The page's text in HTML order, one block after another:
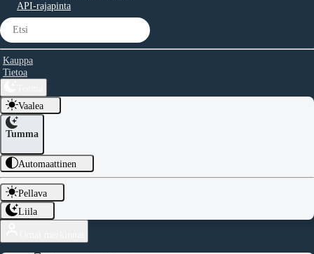
API-rajapinta
Kauppa
Tietoa
Vaalea
Tumma
Automaattinen
Pellava
Liila